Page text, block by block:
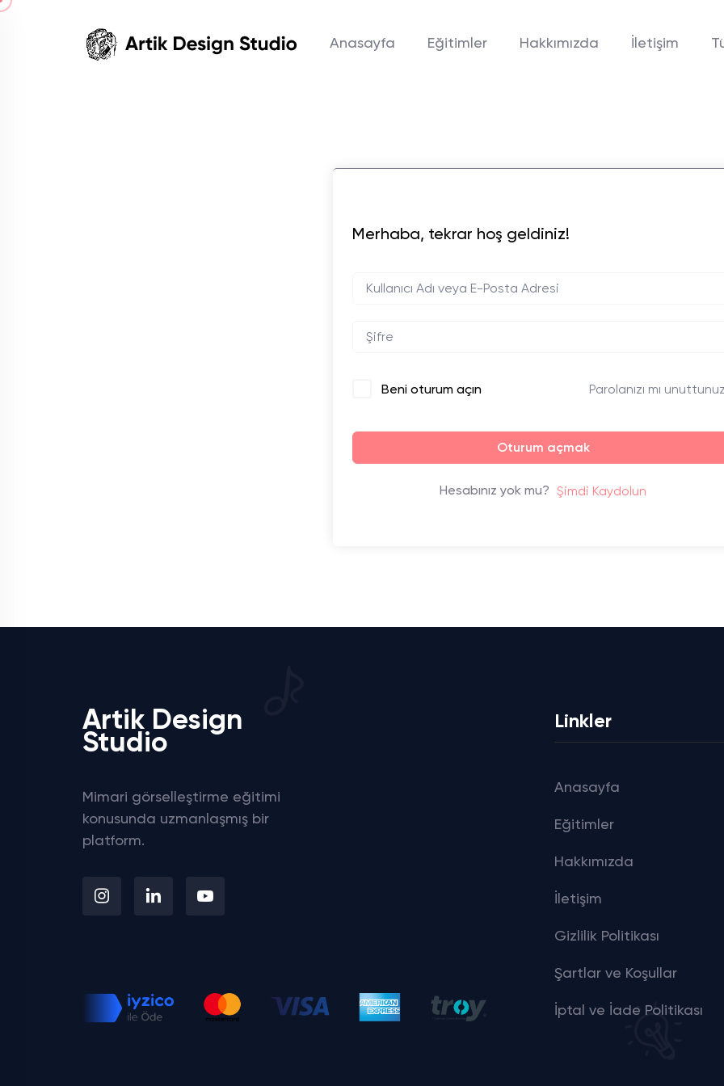
Anasayfa Eğitimler Hakkımızda İletişim
Merhaba, tekrar hoş geldiniz!
Beni oturum açın Parolanızı mı
Oturum açmak
Hesabınız yok mu? Şimdi Kaydolun
Artik Design
Studio
Mimari görselleştirme eğitimi
konusunda uzmanlaşmış bir
platform.
Linkler
Anasayfa
Eğitimler
Hakkımızda
İletişim
Gizlilik Politikası
Şartlar ve Koşullar
İptal ve İade Politikası